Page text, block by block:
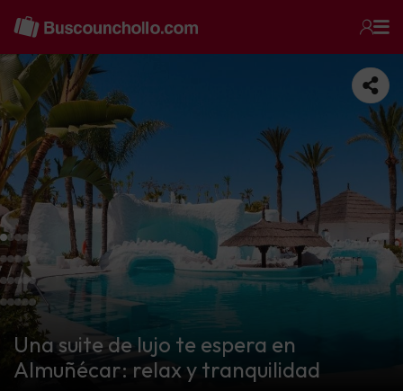
Una suite de lujo te espera en
Almuñécar: relax y tranquilidad